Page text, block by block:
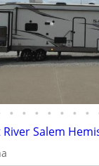
• • • • • • •